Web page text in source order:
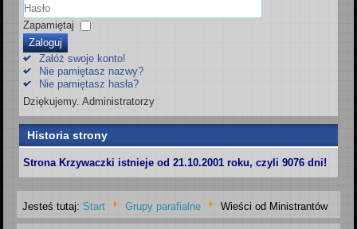
Zapamiętaj
Zaloguj
Załóż swoje konto!
Nie pamiętasz nazwy?
Nie pamiętasz hasła?
Dziękujemy. Administratorzy
Historia strony
Strona Krzywaczki istnieje od 21.10.2001 roku, czyli 9076 dni!
Jesteś tutaj:Start Grupy parafialne Wieści od Ministrantów